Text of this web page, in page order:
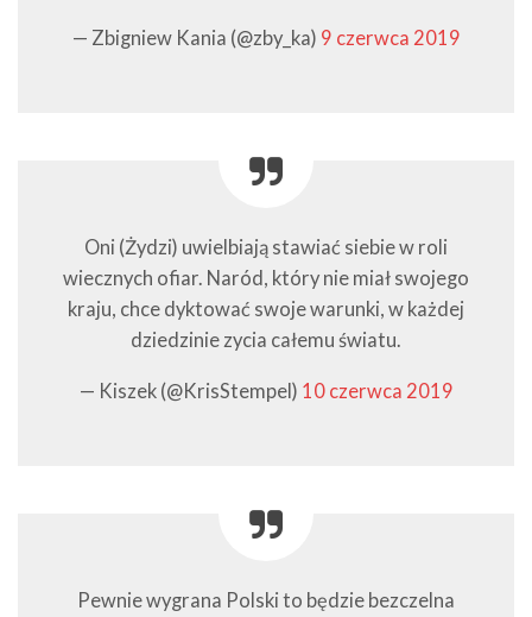
— Zbigniew Kania (@zby_ka) 9 czerwca 2019
Oni (Żydzi) uwielbiają stawiać siebie w roli
wiecznych ofiar. Naród, który nie miał swojego
kraju, chce dyktować swoje warunki, w każdej
dziedzinie zycia całemu światu.
— Kiszek (@KrisStempel) 10 czerwca 2019
Pewnie wygrana Polski to będzie bezczelna